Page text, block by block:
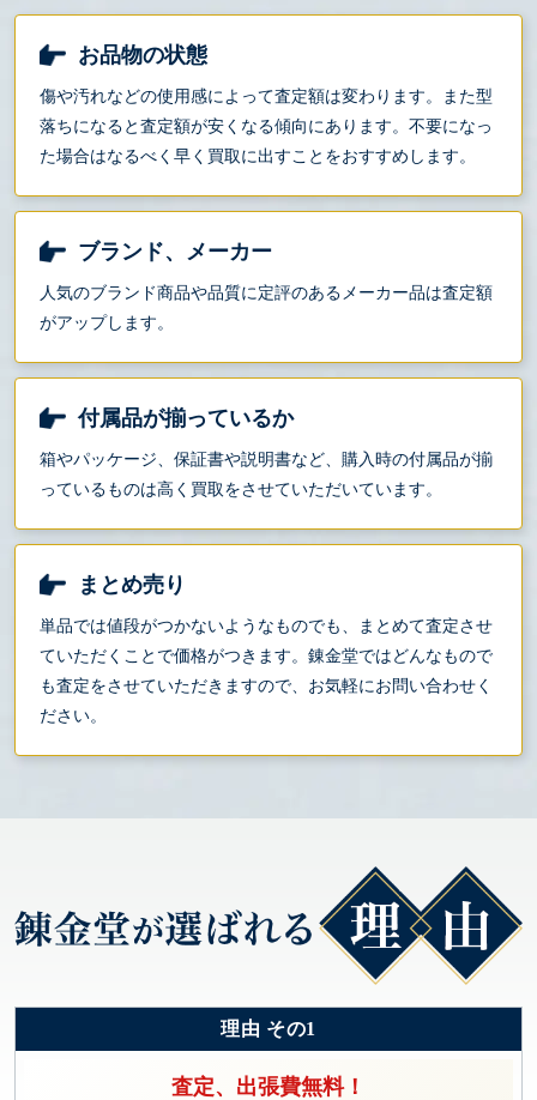
お品物の状態
傷や汚れなどの使用感によって査定額は変わります。また型
落ちになると査定額が安くなる傾向にあります。不要になっ
た場合はなるべく早く買取に出すことをおすすめします。
ブランド、メーカー
人気のブランド商品や品質に定評のあるメーカー品は査定額
がアップします。
付属品が揃っているか
箱やパッケージ、保証書や説明書など、購入時の付属品が揃
っているものは高く買取をさせていただいています。
まとめ売り
単品では値段がつかないようなものでも、まとめて査定させ
ていただくことで価格がつきます。錬金堂ではどんなもので
も査定をさせていただきますので、お気軽にお問い合わせく
ださい。
理由 その1
査定、出張費無料！